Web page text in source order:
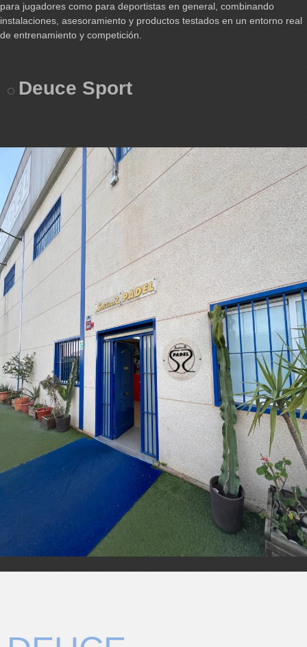
para jugadores como para deportistas en general, combinando
instalaciones, asesoramiento y productos testados en un entorno real
de entrenamiento y competición.
Deuce Sport